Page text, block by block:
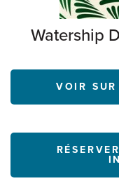
Watership
VOIR